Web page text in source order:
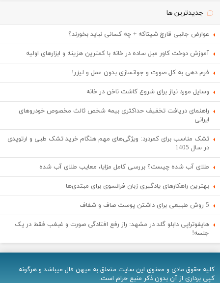
جدیدترین ها
عوارض جانبی قارچ شیتاکه + چه کسانی نباید بخورند؟
آموزش دوخت کاور مبل ساده در خانه با کمترین هزینه و ابزارهای اولیه
فرم دهی به کل صورت و جوانسازی بدون عمل و لیزر!
وسایل مورد نیاز برای شروع کاشت ناخن در خانه
راهنمای دریافت تخفیف حداکثری بیمه شخص ثالث مخصوص خودروهای
ایرانی
تشک مناسب برای کمردرد: ویژگی‌های مهم هنگام خرید تشک طبی و ارتوپدی
در سال 1405
طلای آب شده چیست؟ بررسی کامل مزایا، معایب طلای آب شده
بهترین راهکارهای یادگیری زبان فرانسوی برای مبتدی‌ها
5 روش طبیعی برای داشتن پوست صاف و شفاف
هایفوتراپی دابلو گلد در مشهد: راز رفع افتادگی صورت و غبغب فقط در یک
جلسه!
کلیه حقوق مادی و معنوی اين سایت متعلق به میهن فال میباشد و هرگونه
کپی برداری از آن بدون ذکر منبع حرام است.